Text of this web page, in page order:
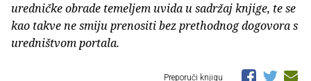
uredničke obrade temeljem uvida u sadržaj knjige, te se
kao takve ne smiju prenositi bez prethodnog dogovora s
uredništvom portala.
Preporuči knjigu